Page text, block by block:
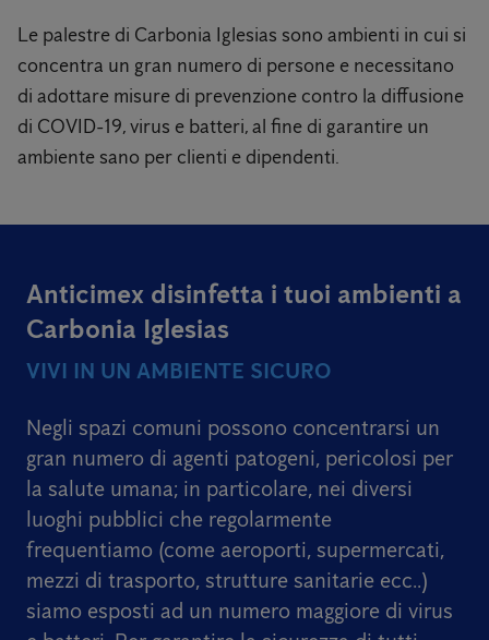
Le palestre di Carbonia Iglesias sono ambienti in cui si
concentra un gran numero di persone e necessitano
di adottare misure di prevenzione contro la diffusione
di COVID-19, virus e batteri, al fine di garantire un
ambiente sano per clienti e dipendenti.
Anticimex disinfetta i tuoi ambienti a
Carbonia Iglesias
VIVI IN UN AMBIENTE SICURO
Negli spazi comuni possono concentrarsi un
gran numero di agenti patogeni, pericolosi per
la salute umana; in particolare, nei diversi
luoghi pubblici che regolarmente
frequentiamo (come aeroporti, supermercati,
mezzi di trasporto, strutture sanitarie ecc..)
siamo esposti ad un numero maggiore di virus